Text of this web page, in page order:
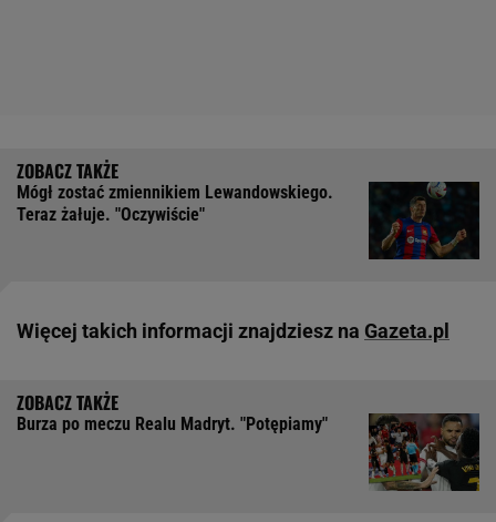
Mógł zostać zmiennikiem Lewandowskiego.
Teraz żałuje. "Oczywiście"
Więcej takich informacji znajdziesz na Gazeta.pl
Burza po meczu Realu Madryt. "Potępiamy"